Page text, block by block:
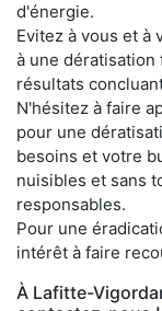
d'énergie.
Evitez à vous et à
à une dératisation
résultats
N'hésitez à faire
pour une
besoins et votre
nuisibles et sans
responsables.
Pour une
intérêt à faire
À Lafitte-